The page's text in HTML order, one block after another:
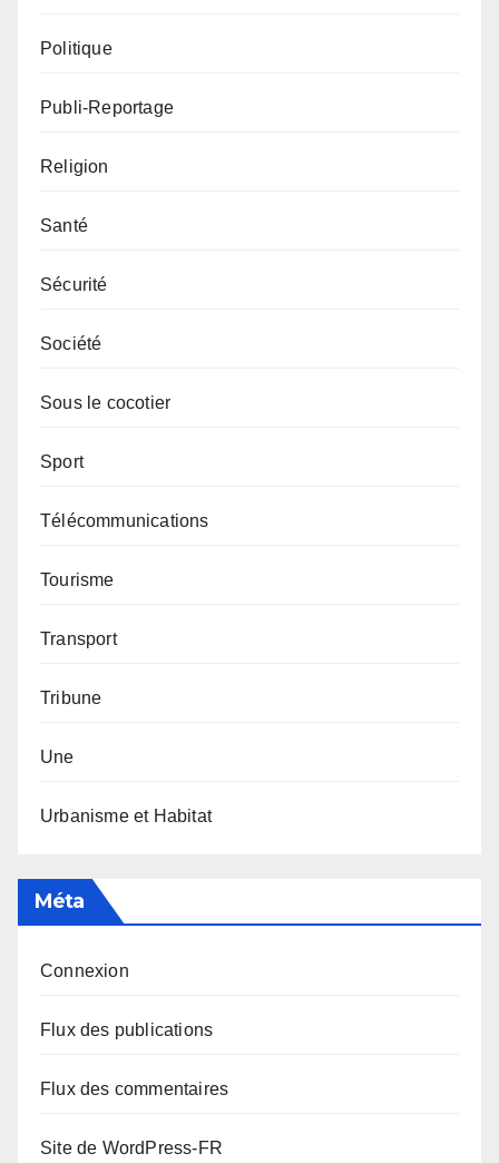
Politique
Publi-Reportage
Religion
Santé
Sécurité
Société
Sous le cocotier
Sport
Télécommunications
Tourisme
Transport
Tribune
Une
Urbanisme et Habitat
Méta
Connexion
Flux des publications
Flux des commentaires
Site de WordPress-FR